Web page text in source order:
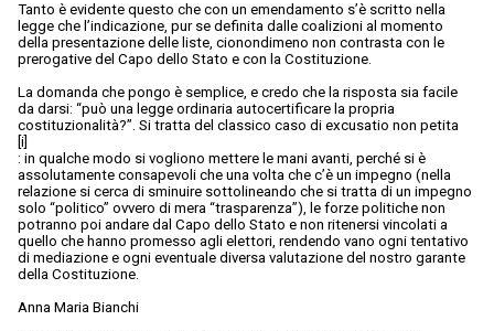
Tanto è evidente questo che con un emendamento s’è scritto nella
legge che l’indicazione, pur se definita dalle coalizioni al momento
della presentazione delle liste, cionondimeno non contrasta con le
prerogative del Capo dello Stato e con la Costituzione.
La domanda che pongo è semplice, e credo che la risposta sia facile
da darsi: “può una legge ordinaria autocertificare la propria
costituzionalità?”. Si tratta del classico caso di excusatio non petita
[i]
: in qualche modo si vogliono mettere le mani avanti, perché si è
assolutamente consapevoli che una volta che c’è un impegno (nella
relazione si cerca di sminuire sottolineando che si tratta di un impegno
solo “politico” ovvero di mera “trasparenza”), le forze politiche non
potranno poi andare dal Capo dello Stato e non ritenersi vincolati a
quello che hanno promesso agli elettori, rendendo vano ogni tentativo
di mediazione e ogni eventuale diversa valutazione del nostro garante
della Costituzione.
Anna Maria Bianchi